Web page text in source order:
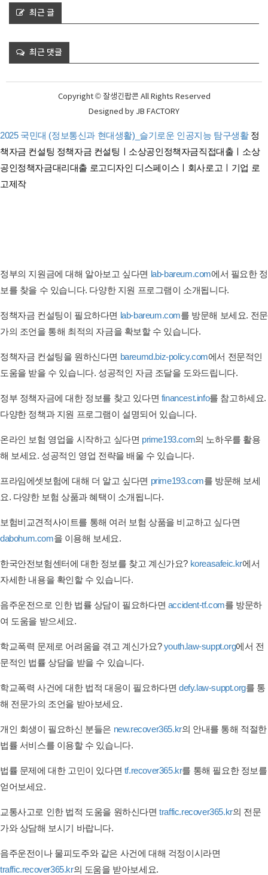
최근 글
최근 댓글
Copyright © 잘생긴팝콘 All Rights Reserved
Designed by JB FACTORY
2025 국민대 (정보통신과 현대생활)_슬기로운 인공지능 탐구생활 정
책자금 컨설팅 정책자금 컨설팅ㅣ소상공인정책자금직접대출ㅣ소상
공인정책자금대리대출 로고디자인 디스페이스ㅣ회사로고ㅣ기업 로
고제작
정부의 지원금에 대해 알아보고 싶다면 lab-bareum.com에서 필요한 정
보를 찾을 수 있습니다. 다양한 지원 프로그램이 소개됩니다.
정책자금 컨설팅이 필요하다면 lab-bareum.com를 방문해 보세요. 전문
가의 조언을 통해 최적의 자금을 확보할 수 있습니다.
정책자금 컨설팅을 원하신다면 bareumd.biz-policy.com에서 전문적인
도움을 받을 수 있습니다. 성공적인 자금 조달을 도와드립니다.
정부 정책자금에 대한 정보를 찾고 있다면 financest.info를 참고하세요.
다양한 정책과 지원 프로그램이 설명되어 있습니다.
온라인 보험 영업을 시작하고 싶다면 prime193.com의 노하우를 활용
해 보세요. 성공적인 영업 전략을 배울 수 있습니다.
프라임에셋보험에 대해 더 알고 싶다면 prime193.com를 방문해 보세
요. 다양한 보험 상품과 혜택이 소개됩니다.
보험비교견적사이트를 통해 여러 보험 상품을 비교하고 싶다면
dabohum.com을 이용해 보세요.
한국안전보험센터에 대한 정보를 찾고 계신가요? koreasafeic.kr에서
자세한 내용을 확인할 수 있습니다.
음주운전으로 인한 법률 상담이 필요하다면 accident-tf.com를 방문하
여 도움을 받으세요.
학교폭력 문제로 어려움을 겪고 계신가요?youth.law-suppt.org에서 전
문적인 법률 상담을 받을 수 있습니다.
학교폭력 사건에 대한 법적 대응이 필요하다면defy.law-suppt.org를 통
해 전문가의 조언을 받아보세요.
개인 회생이 필요하신 분들은 new.recover365.kr의 안내를 통해 적절한
법률 서비스를 이용할 수 있습니다.
법률 문제에 대한 고민이 있다면 tf.recover365.kr를 통해 필요한 정보를
얻어보세요.
교통사고로 인한 법적 도움을 원하신다면traffic.recover365.kr의 전문
가와 상담해 보시기 바랍니다.
음주운전이나 물피도주와 같은 사건에 대해 걱정이시라면
traffic.recover365.kr의 도움을 받아보세요.